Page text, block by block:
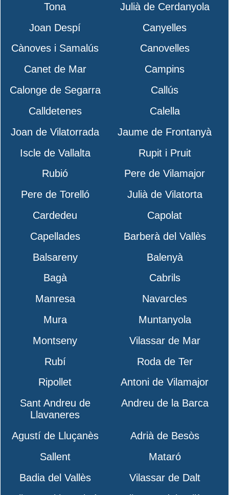
Tona
Julià de Cerdanyola
Joan Despí
Canyelles
Cànoves i Samalús
Canovelles
Canet de Mar
Campins
Calonge de Segarra
Callús
Calldetenes
Calella
Joan de Vilatorrada
Jaume de Frontanyà
Iscle de Vallalta
Rupit i Pruit
Rubió
Pere de Vilamajor
Pere de Torelló
Julià de Vilatorta
Cardedeu
Capolat
Capellades
Barberà del Vallès
Balsareny
Balenyà
Bagà
Cabrils
Manresa
Navarcles
Mura
Muntanyola
Montseny
Vilassar de Mar
Rubí
Roda de Ter
Ripollet
Antoni de Vilamajor
Sant Andreu de
Llavaneres
Andreu de la Barca
Agustí de Lluçanès
Adrià de Besòs
Sallent
Mataró
Badia del Vallès
Vilassar de Dalt